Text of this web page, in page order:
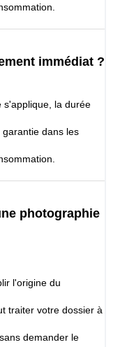
immédiat ?
s'applique, la durée
dans les
photographie
l'origine du
traiter votre dossier à
demander le